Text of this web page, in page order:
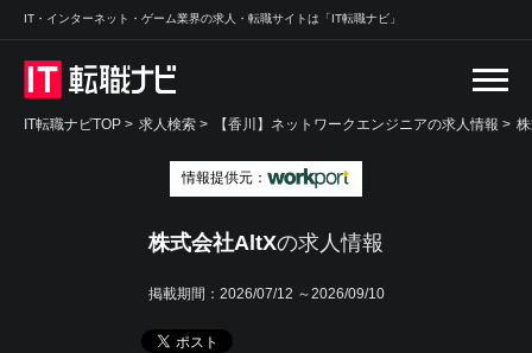
IT・インターネット・ゲーム業界の求人・転職サイトは「IT転職ナビ」
IT転職ナビTOP > 求人検索 > 【香川】ネットワークエンジニアの求人情報 >
情報提供元：
株式会社AltXの求人情報
掲載期間： 2026/07/12 ～2026/09/10